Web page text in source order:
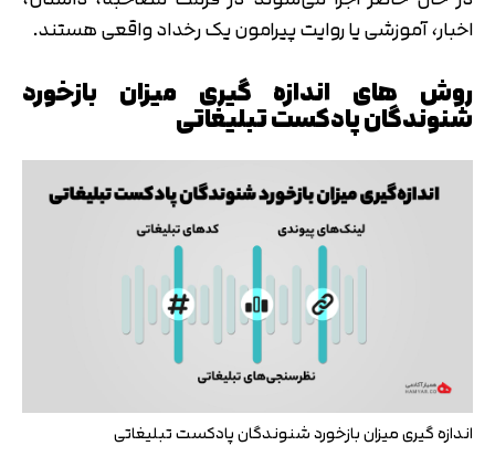
اخبار، آموزشی یا روایت پیرامون یک رخداد واقعی هستند.
روش های اندازه گیری میزان بازخورد
شنوندگان پادکست تبلیغاتی
اندازه گیری میزان بازخورد شنوندگان پادکست تبلیغاتی